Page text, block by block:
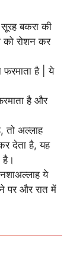
बकरा की
को रोशन कर
है | ये
है और
तो अल्लाह
देता है, यह
ये
पर और रात में